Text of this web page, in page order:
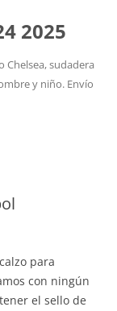
2025
Chelsea, sudadera
y niño. Envío
para
con ningún
el sello de